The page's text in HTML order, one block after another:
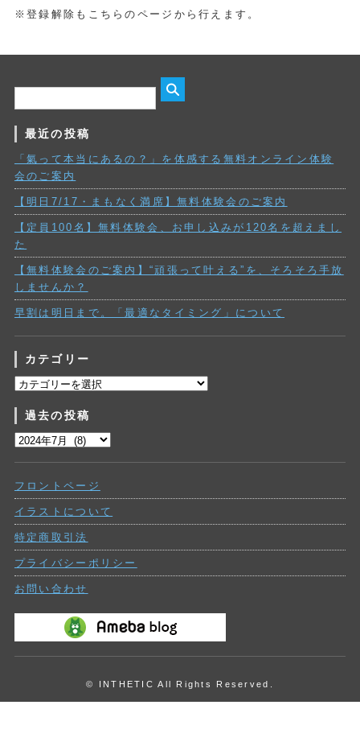
※登録解除もこちらのページから行えます。
最近の投稿
「氣って本当にあるの？」を体感する無料オンライン体験
会のご案内
【明日7/17・まもなく満席】無料体験会のご案内
【定員100名】無料体験会、お申し込みが120名を超えまし
た
【無料体験会のご案内】“頑張って叶える”を、そろそろ手放
しませんか？
早割は明日まで。「最適なタイミング」について
カテゴリー
カ
ゴ
リ
ー
過去の投稿
過
投
稿
フロントページ
イラストについて
特定商取引法
プライバシーポリシー
お問い合わせ
© INTHETIC All Rights Reserved.